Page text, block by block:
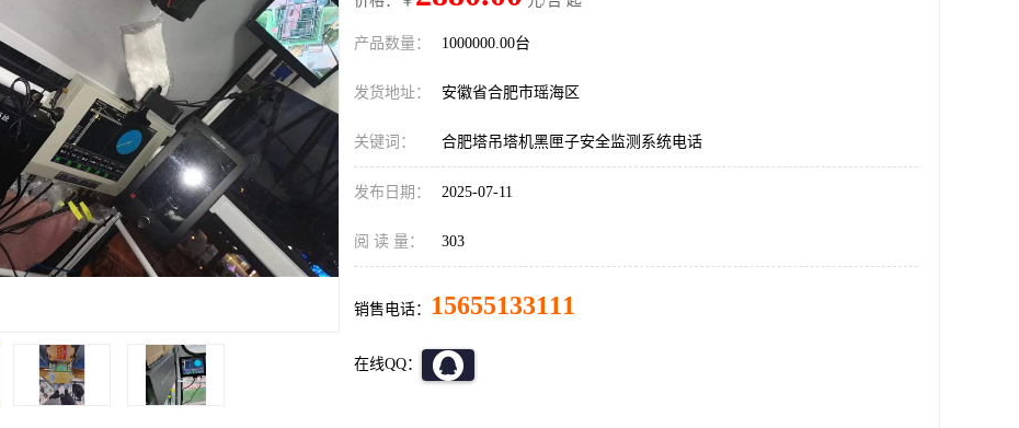
产品数量： 1000000.00台
发货地址： 安徽省合肥市瑶海区
关键词： 合肥塔吊塔机黑匣子安全监测系统电话
发布日期： 2025-07-11
阅 读 量： 303
销售电话： 15655133111
在线QQ：